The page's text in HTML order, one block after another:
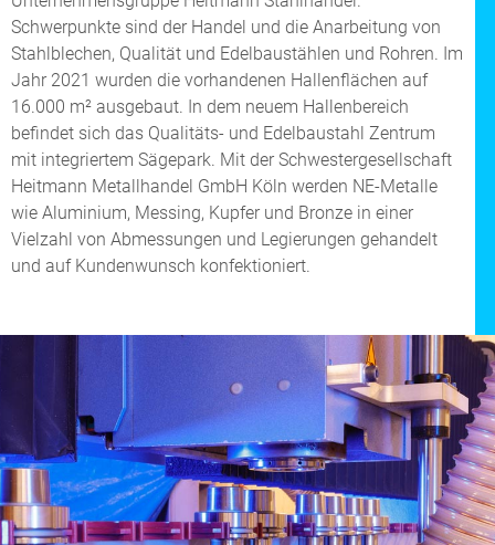
Schwerpunkte sind der Handel und die Anarbeitung von
Stahlblechen, Qualität und Edelbaustählen und Rohren. Im
Jahr 2021 wurden die vorhandenen Hallenflächen auf
16.000 m² ausgebaut. In dem neuem Hallenbereich
befindet sich das Qualitäts- und Edelbaustahl Zentrum
mit integriertem Sägepark. Mit der Schwestergesellschaft
Heitmann Metallhandel GmbH Köln werden NE-Metalle
wie Aluminium, Messing, Kupfer und Bronze in einer
Vielzahl von Abmessungen und Legierungen gehandelt
und auf Kundenwunsch konfektioniert.